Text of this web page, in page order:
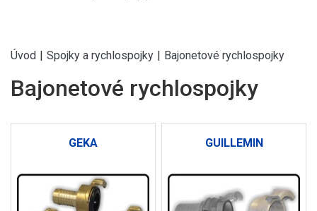
Úvod | Spojky a rychlospojky | Bajonetové rychlospojky
Bajonetové rychlospojky
GEKA GUILLEMIN